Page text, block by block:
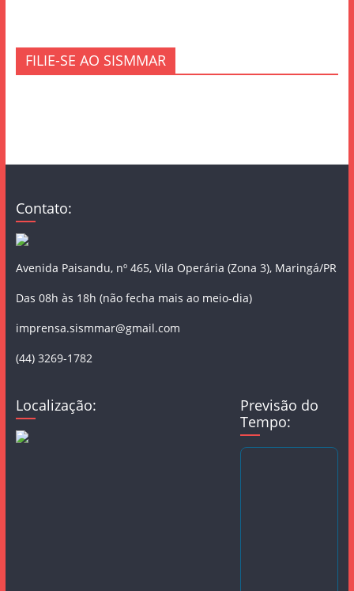
FILIE-SE AO SISMMAR
Contato:
Avenida Paisandu, nº 465, Vila Operária (Zona 3), Maringá/PR
Das 08h às 18h (não fecha mais ao meio-dia)
imprensa.sismmar@gmail.com
(44) 3269-1782
Localização:
Previsão do
Tempo: